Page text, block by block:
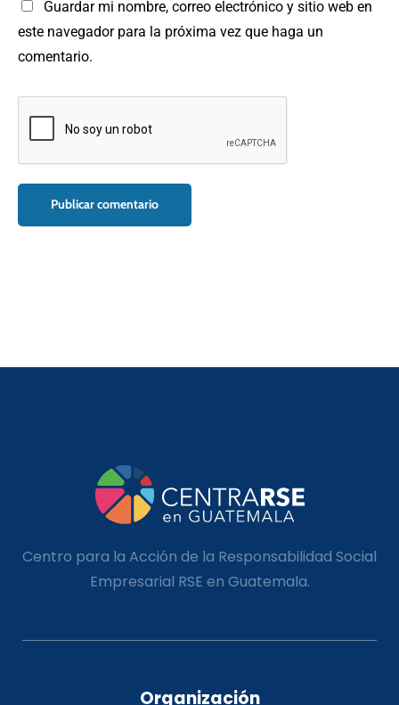
Guardar mi nombre, correo electrónico y sitio web en
este navegador para la próxima vez que haga un
comentario.
Centro para la Acción de la Responsabilidad Social
Empresarial RSE en Guatemala.
Organización